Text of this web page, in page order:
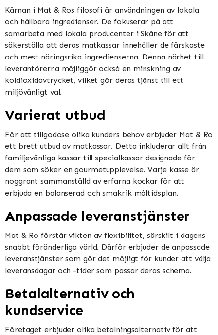
Kärnan i Mat & Ros filosofi är användningen av lokala
och hållbara ingredienser. De fokuserar på att
samarbeta med lokala producenter i Skåne för att
säkerställa att deras matkassar innehåller de färskaste
och mest näringsrika ingredienserna. Denna närhet till
leverantörerna möjliggör också en minskning av
koldioxidavtrycket, vilket gör deras tjänst till ett
miljövänligt val.
Varierat utbud
För att tillgodose olika kunders behov erbjuder Mat & Ro
ett brett utbud av matkassar. Detta inkluderar allt från
familjevänliga kassar till specialkassar designade för
dem som söker en gourmetupplevelse. Varje kasse är
noggrant sammanställd av erfarna kockar för att
erbjuda en balanserad och smakrik måltidsplan.
Anpassade leveranstjänster
Mat & Ro förstår vikten av flexibilitet, särskilt i dagens
snabbt föränderliga värld. Därför erbjuder de anpassade
leveranstjänster som gör det möjligt för kunder att välja
leveransdagar och -tider som passar deras schema.
Betalalternativ och
kundservice
Företaget erbjuder olika betalningsalternativ för att